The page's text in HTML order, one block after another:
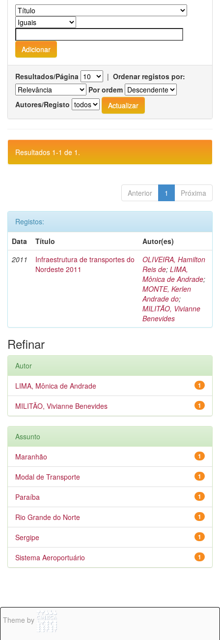
Resultados/Página | Ordenar registos por:
Por ordem
Autores/Registo
Resultados 1-1 de 1.
Anterior 1 Próxima
Registos:
Data
Título
Autor(es)
2011
Infraestrutura de transportes do
Nordeste 2011
OLIVEIRA, Hamilton
Reis de; LIMA,
Mônica de Andrade;
MONTE, Kerlen
Andrade do;
MILITÃO, Vivianne
Benevides
Refinar
Autor
1
LIMA, Mônica de Andrade
1
MILITÃO, Vivianne Benevides
Assunto
1
Maranhão
1
Modal de Transporte
1
Paraíba
1
Rio Grande do Norte
1
Sergipe
1
Sistema Aeroportuário
Theme by